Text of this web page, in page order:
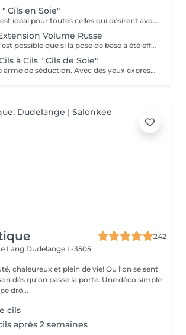
Cils en Soie"
Le volume russe est idéal pour toutes celles qui désirent avoir un regard dessiné et des cils volumineux. De plus, pour celles qui utilisent du mascara quotidiennement, cette pose d'extensions leur fera gagner beaucoup de temps le matin au réveil avec un regard ouvert dès les premières heures. Sur le long terme, les extensions de cils ajoutées à l'utilisation des produits permettant de nourrir et de prendre soin des cils contribueront ensemble à préserver et rendre les cils naturels encore plus beaux et plus forts. L'autre avantage de la technique du volume russe c'est qu'elle permet d'éviter l'effet « yeux de panda » causé par l'écoulement du mascara dans diverses situations : temps humide, yeux larmoyants, visage transpirant, piscine, sauna
Volume Russe
Le remplissage n'est possible que si la pose de base a été effectué dans notre institut Lors de votre 1ere pose, un protocole d'entretien de vos cils vous a été proposé et expliqué. Si l'état de vos cils ne rend pas possible le remplissage dû au non respect de notre protocole, nous nous réservons le droit de ne pas effectuer le remplissage et de vous proposer une nouvelle pose complète. Cela dans le but d'assurer notre qualité de résultat.
à Cils " Cils de Soie"
Le regard est une arme de séduction. Avec des yeux expressifs, quelques minutes suffisent à séduire, fasciner, envouter celui ou celle qui les croise. L'extension de cils est la toute dernière tendance beauté pour mettre votre regard en valeur. Cette méthode est la solution qui permet d'intensifier et de rendre les yeux plus attractifs, en allongeant, courbant et volumisant votre frange naturelle. Fini l'application contraignante de mascara au quotidien ou des franges de faux cils pour avoir un regard captivant ! Cette prestation consiste à coller des cils en soie sur les cils naturels, afin d'augmenter le volume et la longueur des cils. Sans contact avec l'épiderme et totalement indolore, les extensions de cils restent collées sur le cil naturel, jusqu'à ce que celui-ci tombe quand il est en fin de cycle de vie. Nous vous conseillerons au mieux pour le succès de la pose en fonction de vos propres cils et du résultat souhaité, sophistiqué ou naturel. Un bon entretien à la maison garantit également une meilleure tenue des extensions !
242
Lang Dudelange L-3505
chaleureux et plein de vie! Ou l'on se sent
passe la porte. Une déco simple
drô...
cils
après 2 semaines